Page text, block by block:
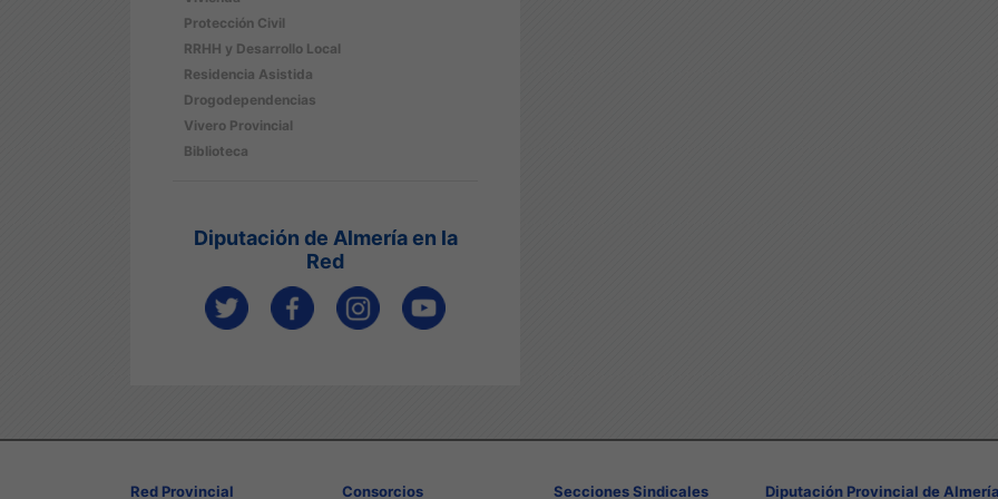
Protección Civil
RRHH y Desarrollo Local
Residencia Asistida
Drogodependencias
Vivero Provincial
Biblioteca
Diputación de Almería en la
Red
Red Provincial Consorcios Secciones Sindicales Diputación Provincial de